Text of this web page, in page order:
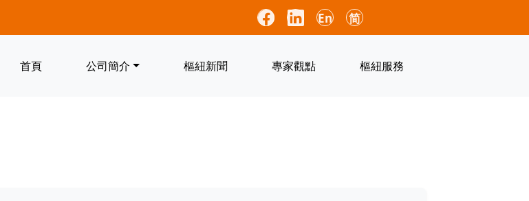
En 简
首頁 公司簡介 樞紐新聞 專家觀點 樞紐服務